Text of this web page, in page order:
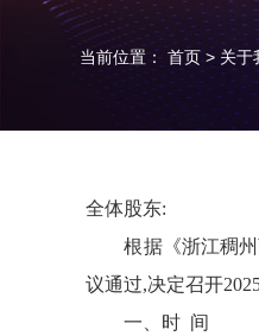
当前位置：首页> 关于
全体股东:
根据《浙江稠
议通过,决定召开202
一、时 间